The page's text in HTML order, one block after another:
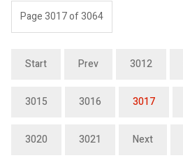
Page 3017 of 3064
Start Prev 3012
3015 3016 3017
3020 3021 Next